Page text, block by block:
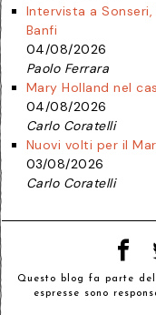
Intervista a
Banfi
04/08/2026
Paolo Ferrara
Mary Holland nel
04/08/2026
Carlo Coratelli
Nuovi volti per il
03/08/2026
Carlo Coratelli
Questo blog fa parte
espresse sono